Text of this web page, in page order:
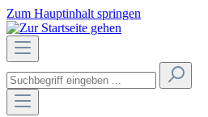
Zum Hauptinhalt springen